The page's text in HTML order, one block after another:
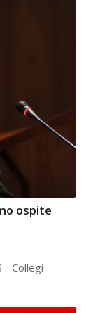
ospite
- Collegi